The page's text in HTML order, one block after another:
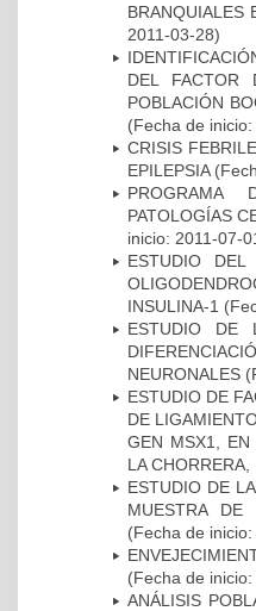
BRANQUIALES
2011-03-28)
DEL FACTOR
POBLACIÓN
(Fecha de
CRISIS
EPILEPSIA
PROGRAMA
PATOLOGÍAS
inicio: 2011-07-
ESTUDIO
INSULINA-1
ESTUDIO DE
NEURONALES
ESTUDIO DE
DE
GEN MSX1, EN
LA
ESTUDIO DE
MUESTRA DE
(Fecha de
(Fecha de
ANÁLISIS